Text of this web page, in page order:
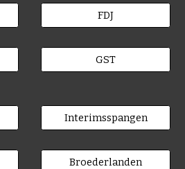
FDJ
GST
Interimsspangen
Broederlanden